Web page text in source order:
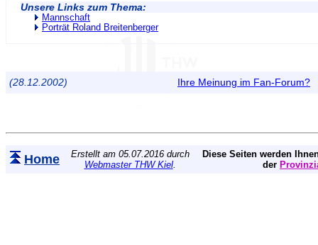
Unsere Links zum Thema:
Mannschaft
Porträt Roland Breitenberger
(28.12.2002) Ihre Meinung im Fan-Forum?
Home
Erstellt am 05.07.2016 durch
Webmaster THW Kiel.
Diese Seiten werden
der